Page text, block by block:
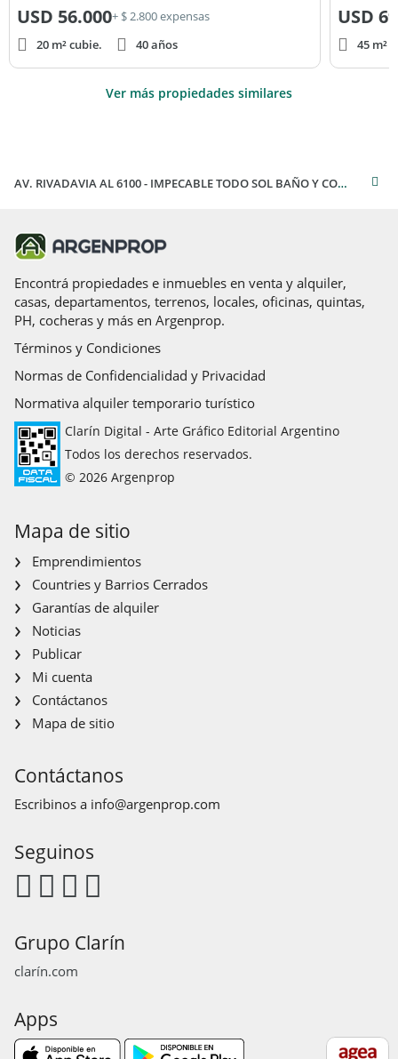
USD 56.000+ $ 2.800 expensas
20 m² cubie.
40 años
USD
45 m²
Ver más propiedades similares
AV. RIVADAVIA AL 6100 - IMPECABLE TODO SOL BAÑO Y COCINA COMPLETOS
Encontrá propiedades e inmuebles en venta y alquiler,
casas, departamentos, terrenos, locales, oficinas, quintas,
PH, cocheras y más en Argenprop.
Términos y Condiciones
Normas de Confidencialidad y Privacidad
Normativa alquiler temporario turístico
Clarín Digital - Arte Gráfico Editorial Argentino
Todos los derechos reservados.
© 2026 Argenprop
Mapa de sitio
Emprendimientos
Countries y Barrios Cerrados
Garantías de alquiler
Noticias
Publicar
Mi cuenta
Contáctanos
Mapa de sitio
Contáctanos
Escribinos a info@argenprop.com
Seguinos
Grupo Clarín
clarín.com
Apps